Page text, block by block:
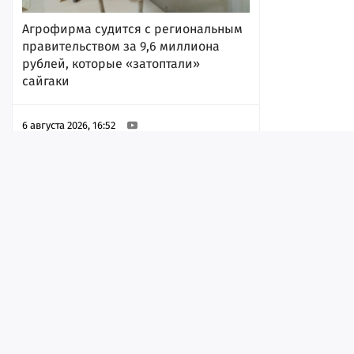
Агрофирма судится с региональным
правительством за 9,6 миллиона
рублей, которые «затоптали»
сайгаки
6 августа 2026, 16:52